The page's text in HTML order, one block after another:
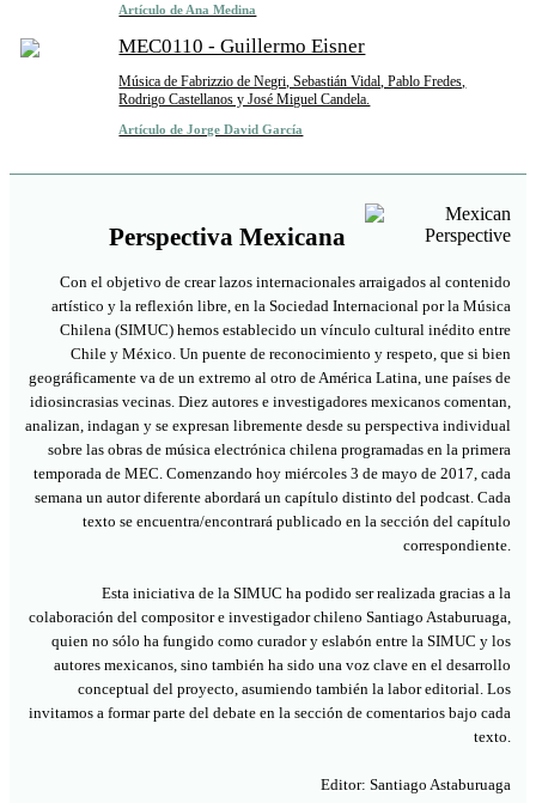
Artículo de Ana Medina
MEC0110 - Guillermo Eisner
Música de Fabrizzio de Negri, Sebastián Vidal, Pablo Fredes,
Rodrigo Castellanos y José Miguel Candela.
Artículo de Jorge David García
Perspectiva Mexicana
Con el objetivo de crear lazos internacionales arraigados al contenido
artístico y la reflexión libre, en la Sociedad Internacional por la Música
Chilena (SIMUC) hemos establecido un vínculo cultural inédito entre
Chile y México. Un puente de reconocimiento y respeto, que si bien
geográficamente va de un extremo al otro de América Latina, une países de
idiosincrasias vecinas. Diez autores e investigadores mexicanos comentan,
analizan, indagan y se expresan libremente desde su perspectiva individual
sobre las obras de música electrónica chilena programadas en la primera
temporada de MEC. Comenzando hoy miércoles 3 de mayo de 2017, cada
semana un autor diferente abordará un capítulo distinto del podcast. Cada
texto se encuentra/encontrará publicado en la sección del capítulo
correspondiente.
Esta iniciativa de la SIMUC ha podido ser realizada gracias a la
colaboración del compositor e investigador chileno Santiago Astaburuaga,
quien no sólo ha fungido como curador y eslabón entre la SIMUC y los
autores mexicanos, sino también ha sido una voz clave en el desarrollo
conceptual del proyecto, asumiendo también la labor editorial. Los
invitamos a formar parte del debate en la sección de comentarios bajo cada
texto.
Editor:Santiago Astaburuaga